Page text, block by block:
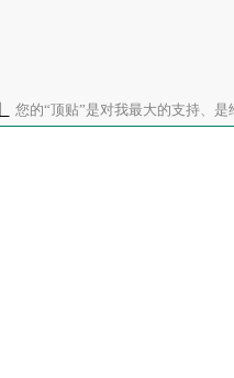
您的“顶贴”是对我最大的支持、